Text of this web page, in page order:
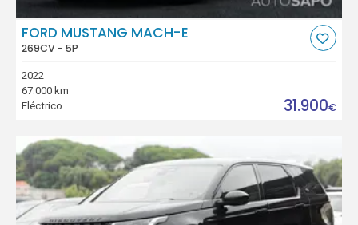
FORD MUSTANG MACH-E
269CV - 5P
2022
67.000 km
Eléctrico
31.900€